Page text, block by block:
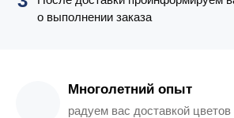
о выполнении заказа
Многолетний опыт
радуем вас доставкой цветов